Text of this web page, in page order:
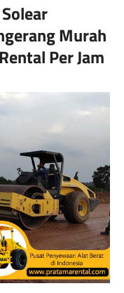
Murah
Per Jam